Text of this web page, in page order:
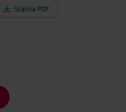
cosmetici, accessori moda, premi
qualsiasi oggetto stampando
clienti che prodotti della tua
la serie BD, puoi stampare
di materiali, tra cui plastica, carta,
Scarica PDF